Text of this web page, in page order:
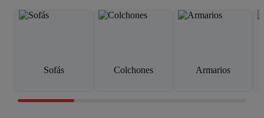
Sofás Colchones Armarios